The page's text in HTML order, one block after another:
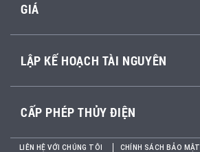
GIÁ
LẬP KẾ HOẠCH TÀI NGUYÊN
CẤP PHÉP THỦY ĐIỆN
LIÊN HỆ VỚI CHÚNG TÔI CHÍNH SÁCH BẢO MẬT